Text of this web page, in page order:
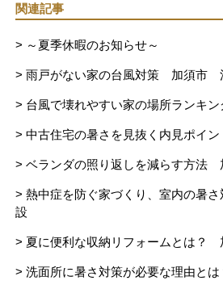
関連記事
> ～夏季休暇のお知らせ～
> 雨戸がない家の台風対策 加須市
> 台風で壊れやすい家の場所ラン
> 中古住宅の暑さを見抜く内見ポ
> ベランダの照り返しを減らす方
> 熱中症を防ぐ家づくり、室内の
設
> 夏に便利な収納リフォームとは
> 洗面所に暑さ対策が必要な理由